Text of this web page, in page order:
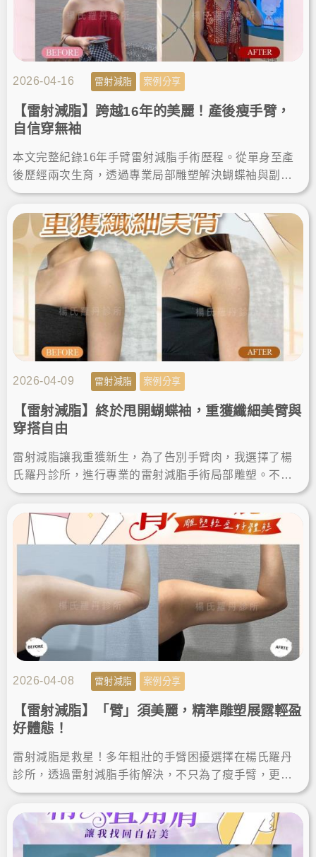
2026-04-16 雷射減脂 案例分享
【雷射減脂】跨越16年的美麗！產後瘦手臂，
自信穿無袖
本文完整紀錄16年手臂雷射減脂手術歷程。從單身至產
後歷經兩次生育，透過專業局部雕塑解決蝴蝶袖與副
乳。分享術後維持纖細體態的關鍵，給追求安全、有感
瘦手臂的人參考。
2026-04-09 雷射減脂 案例分享
【雷射減脂】終於甩開蝴蝶袖，重獲纖細美臂與
穿搭自由
雷射減脂讓我重獲新生，為了告別手臂肉，我選擇了楊
氏羅丹診所，進行專業的雷射減脂手術局部雕塑。不僅
成功瘦手臂，術後的減脂成果也讓我滿意，終於能自信
穿上無袖上衣！
2026-04-08 雷射減脂 案例分享
【雷射減脂】「臂」須美麗，精準雕塑展露輕盈
好體態！
雷射減脂是救星！多年粗壯的手臂困擾選擇在楊氏羅丹
診所，透過雷射減脂手術解決，不只為了瘦手臂，更是
追求完美體態的精準雕塑。讓我徹底找回自信，輕鬆駕
馭無袖上衣！